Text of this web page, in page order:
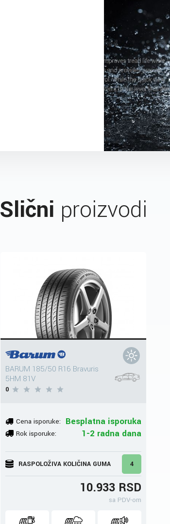
Slični proizvodi
BARUM 185/50 R16 Bravuris
5HM 81V
0
Cena isporuke: Besplatna isporuka
Rok isporuke: 1-2 radna dana
RASPOLOŽIVA KOLIČINA GUMA 4
10.933 RSD
sa PDV-om